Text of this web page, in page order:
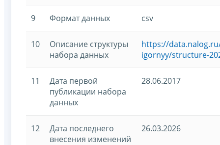
9 Формат данных csv
10
Описание структуры
набора данных
https://
igornyy/structure-
11
Дата первой
публикации набора
данных
28.06.2017
12
Дата последнего
внесения изменений
26.03.2026